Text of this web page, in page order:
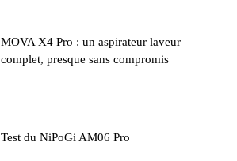
MOVA X4 Pro : un aspirateur laveur
complet, presque sans compromis
Test du NiPoGi AM06 Pro